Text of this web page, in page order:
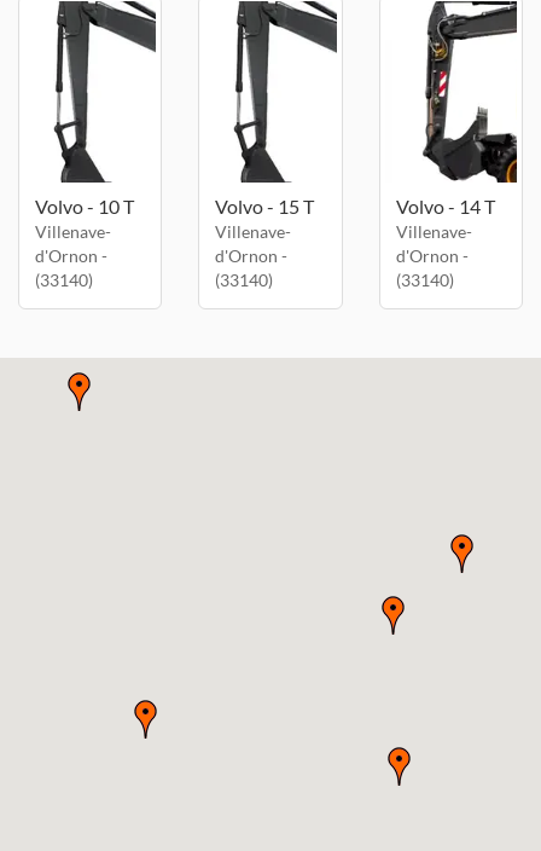
Volvo - 10 T
Villenave-
d'Ornon -
(33140)
Volvo - 15 T
Villenave-
d'Ornon -
(33140)
Volvo - 14 T
Villenave-
d'Ornon -
(33140)